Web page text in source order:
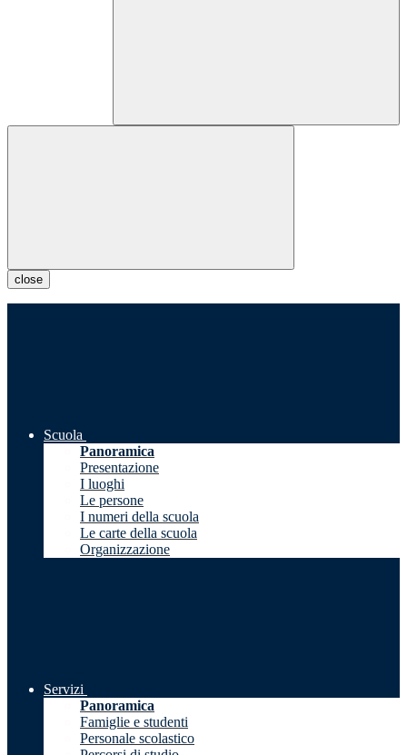
close
Scuola
Panoramica
Presentazione
I luoghi
Le persone
I numeri della scuola
Le carte della scuola
Organizzazione
Servizi
Panoramica
Famiglie e studenti
Personale scolastico